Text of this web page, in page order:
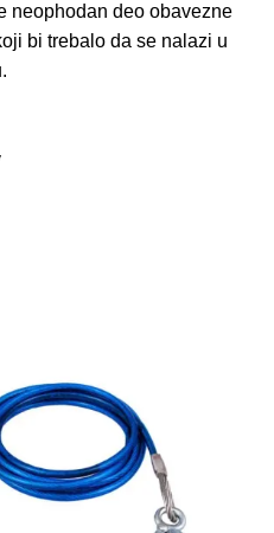
neophodan deo obavezne
bi trebalo da se nalazi u